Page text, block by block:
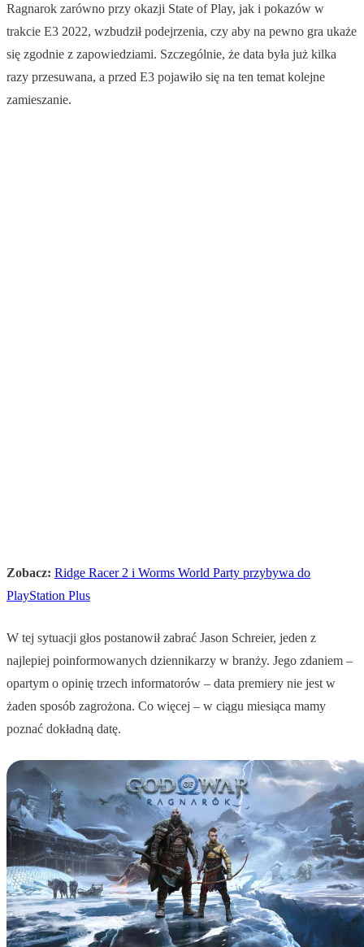
Ragnarok zarówno przy okazji State of Play, jak i pokazów w
trakcie E3 2022, wzbudził podejrzenia, czy aby na pewno gra ukaże
się zgodnie z zapowiedziami. Szczególnie, że data była już kilka
razy przesuwana, a przed E3 pojawiło się na ten temat kolejne
zamieszanie.
Zobacz: Ridge Racer 2 i Worms World Party przybywa do
PlayStation Plus
W tej sytuacji głos postanowił zabrać Jason Schreier, jeden z
najlepiej poinformowanych dziennikarzy w branży. Jego zdaniem –
opartym o opinię trzech informatorów – data premiery nie jest w
żaden sposób zagrożona. Co więcej – w ciągu miesiąca mamy
poznać dokładną datę.